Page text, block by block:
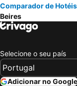
Nijar, Andaluzia
Baza, Andaluzia
Cuevas de Almanzora,
Málaga, Andaluzia
Córdoba, Andaluzia
Antequera,
Comparador de Hotéis
Beires
Selecione o seu país
Adicionar no Google